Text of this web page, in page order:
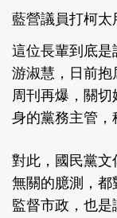
藍營議員打柯
這位長輩到底是
游淑慧，日前抱
周刊再爆，關
身的黨務主管，
對此，國民黨文
無關的臆測，都
監督市政，也